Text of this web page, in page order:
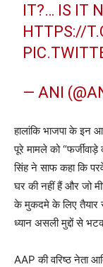
IT?… IS IT
HTTPS://
— ANI
हालांकि भाजपा के इन
पूरे मामले को
सिंह ने साफ कहा कि
घर की नहीं हैं और जो
के मुकदमे के लिए तैयार
ध्यान असली मुद्दों से
AAP की वरिष्ठ नेता